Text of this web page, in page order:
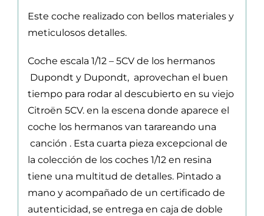
Este coche realizado con bellos materiales y
meticulosos detalles.
Coche escala 1/12 – 5CV de los hermanos
Dupondt y Dupondt, aprovechan el buen
tiempo para rodar al descubierto en su viejo
Citroën 5CV. en la escena donde aparece el
coche los hermanos van tarareando una
canción . Esta cuarta pieza excepcional de
la colección de los coches 1/12 en resina
tiene una multitud de detalles. Pintado a
mano y acompañado de un certificado de
autenticidad, se entrega en caja de doble